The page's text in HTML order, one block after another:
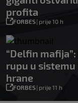
profita
FORBES| prije 10 h
“Delfin
rupu u sistemu
hrane
FORBES| prije 11 h